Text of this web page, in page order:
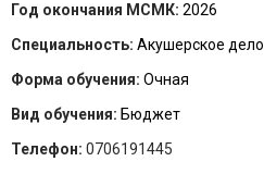
Год окончания МСМК: 2026
Специальность: Акушерское дело
Форма обучения: Очная
Вид обучения: Бюджет
Телефон: 0706191445